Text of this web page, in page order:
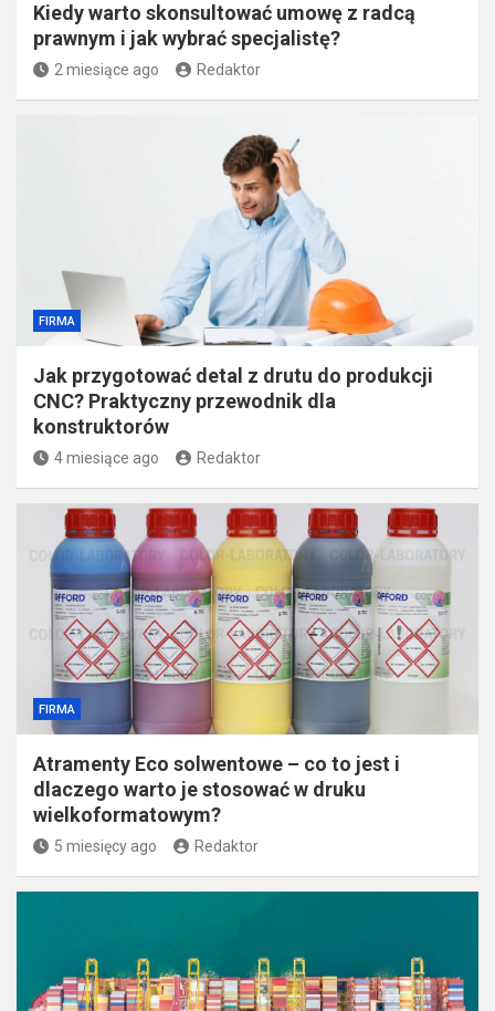
Kiedy warto skonsultować umowę z radcą
prawnym i jak wybrać specjalistę?
2 miesiące ago Redaktor
FIRMA
Jak przygotować detal z drutu do produkcji
CNC? Praktyczny przewodnik dla
konstruktorów
4 miesiące ago Redaktor
FIRMA
Atramenty Eco solwentowe – co to jest i
dlaczego warto je stosować w druku
wielkoformatowym?
5 miesięcy ago Redaktor